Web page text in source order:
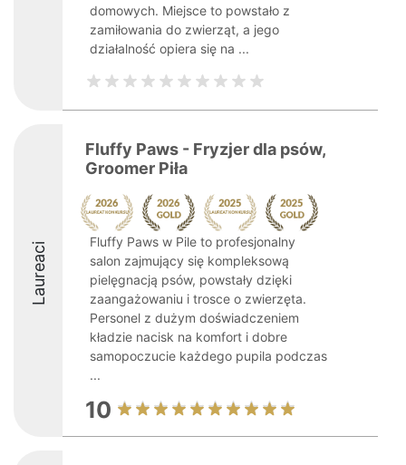
domowych. Miejsce to powstało z
zamiłowania do zwierząt, a jego
działalność opiera się na ...
Laureaci
Fluffy Paws - Fryzjer dla psów,
Groomer Piła
Fluffy Paws w Pile to profesjonalny
salon zajmujący się kompleksową
pielęgnacją psów, powstały dzięki
zaangażowaniu i trosce o zwierzęta.
Personel z dużym doświadczeniem
kładzie nacisk na komfort i dobre
samopoczucie każdego pupila podczas
...
10